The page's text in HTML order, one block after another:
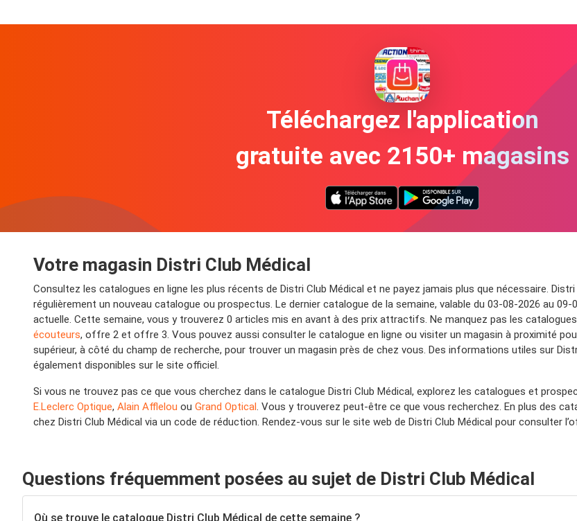
Téléchargez l'application
gratuite avec 2150+ magasins
Votre magasin Distri Club Médical
Consultez les catalogues en ligne les plus récents de Distri Club Médical et ne payez jamais plus que nécessaire.
régulièrement un nouveau catalogue ou prospectus. Le dernier catalogue de la semaine, valable du 03-08-2026 au
actuelle. Cette semaine, vous y trouverez 0 articles mis en avant à des prix attractifs. Ne manquez pas les
écouteurs, offre 2 et offre 3. Vous pouvez aussi consulter le catalogue en ligne ou visiter un magasin à proximité
supérieur, à côté du champ de recherche, pour trouver un magasin près de chez vous. Des informations utiles sur
également disponibles sur le site officiel.
Si vous ne trouvez pas ce que vous cherchez dans le catalogue Distri Club Médical, explorez les catalogues et
E.Leclerc Optique, Alain Afflelou ou Grand Optical. Vous y trouverez peut-être ce que vous recherchez. En plus des
chez Distri Club Médical via un code de réduction. Rendez-vous sur le site web de Distri Club Médical pour consulter
Questions fréquemment posées au sujet de Distri Club Médical
Où se trouve le catalogue Distri Club Médical de cette semaine ?